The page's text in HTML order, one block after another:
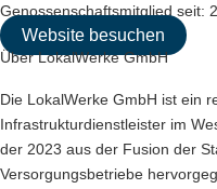
Genossenschaftsmitglied seit:
Website besuchen
Über LokalWerke GmbH
Die LokalWerke GmbH ist ein
Infrastrukturdienstleister im
der 2023 aus der Fusion der
Versorgungsbetriebe